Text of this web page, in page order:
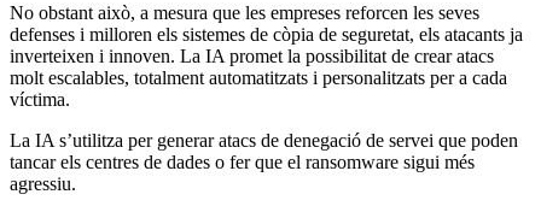
No obstant això, a mesura que les empreses reforcen les seves
defenses i milloren els sistemes de còpia de seguretat, els atacants ja
inverteixen i innoven. La IA promet la possibilitat de crear atacs
molt escalables, totalment automatitzats i personalitzats per a cada
víctima.
La IA s’utilitza per generar atacs de denegació de servei que poden
tancar els centres de dades o fer que el ransomware sigui més
agressiu.